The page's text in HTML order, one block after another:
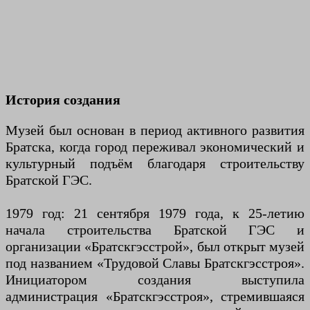
История создания
Музей был основан в период активного развития
Братска, когда город переживал экономический и
культурный подъём благодаря строительству
Братской ГЭС.
1979 год: 21 сентября 1979 года, к 25-летию
начала строительства Братской ГЭС и
организации «Братскгэсстрой», был открыт музей
под названием «Трудовой Славы Братскгэсстроя».
Инициатором создания выступила
администрация «Братскгэсстроя», стремившаяся